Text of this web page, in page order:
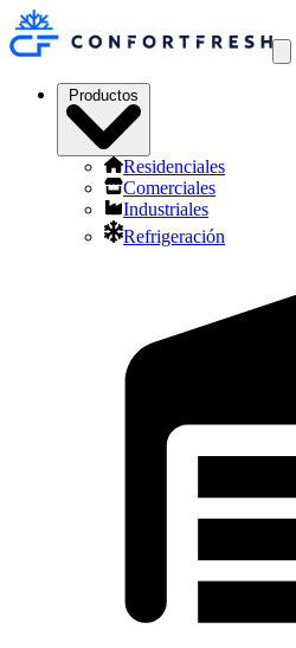
Productos
Residenciales
Comerciales
Industriales
Refrigeración